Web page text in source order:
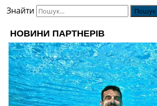
Знайти